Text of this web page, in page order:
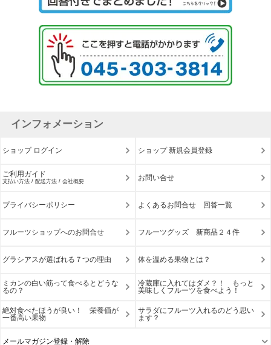
インフォメーション
ショップ ログイン ショップ 新規会員登録
ご利用ガイド
支払い方法 / 配送方法 / 会社概要 お問い合せ
プライバシーポリシー よくあるお問合せ 回答一覧
フルーツショップへのお問合せ フルーツグッズ 新商品２４件
グラシアスが選ばれる７つの理由 体を温める果物とは？
ミカンの白い筋って食べるとどうな
るの？
冷蔵庫に入れてはダメ？！ もっと
美味しくフルーツを食べよう！
絶対食べたほうが良い！ 栄養価が
一番高い果物
サラダにフルーツ入れるのどう思い
ます？
メールマガジン登録・解除